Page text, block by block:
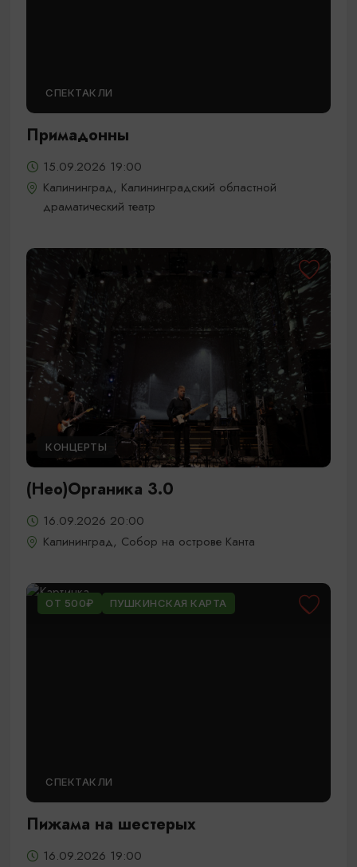
СПЕКТАКЛИ
Примадонны
15.09.2026 19:00
Калининград, Калининградский областной
драматический театр
КОНЦЕРТЫ
(Нео)Органика 3.0
16.09.2026 20:00
Калининград, Собор на острове Канта
ОТ 500₽ ПУШКИНСКАЯ КАРТА
СПЕКТАКЛИ
Пижама на шестерых
16.09.2026 19:00